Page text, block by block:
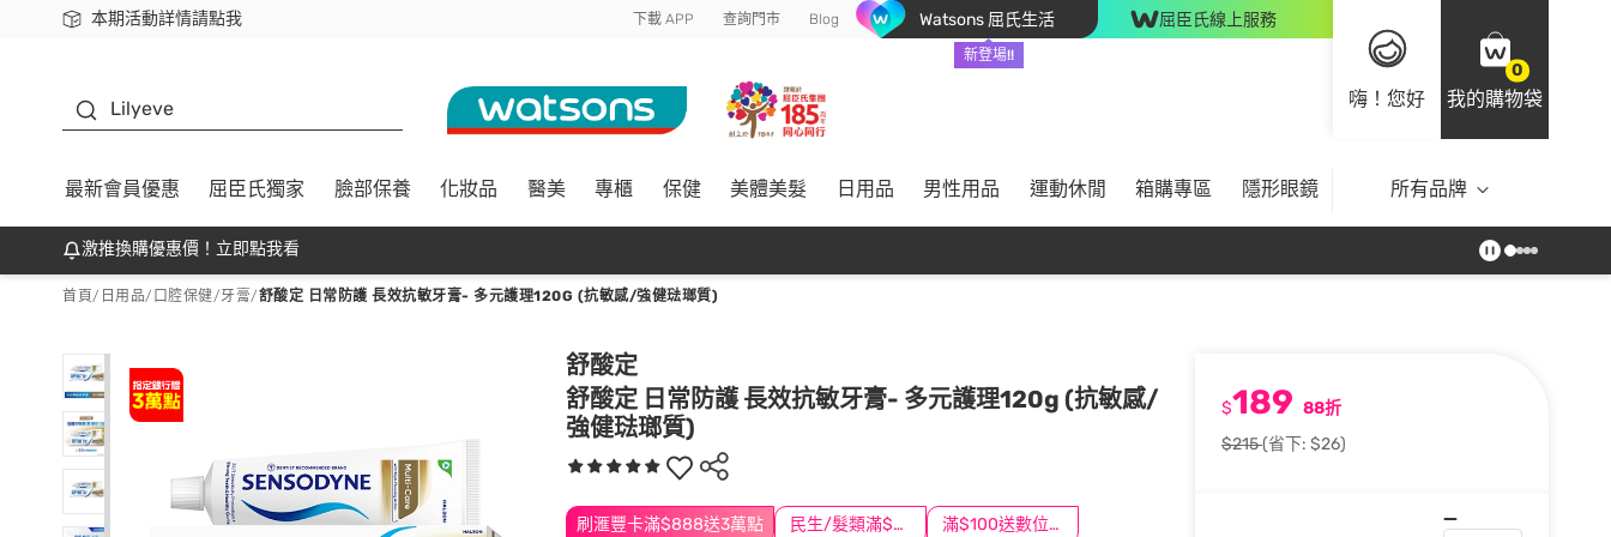
本期活動詳情請點我
下載app最高回饋$350 下載 APP 查詢門市 Blog Watsons 屈氏生活
新登場!!
屈臣氏線上服務
嗨！您好
0
我的購物袋
Lilyeve
最新會員優惠 屈臣氏獨家 臉部保養 化妝品 醫美 專櫃 保健 美體美髮 日用品 男性用品 運動休閒 箱購專區 隱形眼鏡 所有品牌
激推換購優惠價！立即點我看
首頁/ 日用品/ 口腔保健/牙膏/舒酸定 日常防護 長效抗敏牙膏- 多元護理120G (抗敏感/強健琺瑯質)
舒酸定
舒酸定 日常防護 長效抗敏牙膏- 多元護理120g (抗敏感/
強健琺瑯質)
刷滙豐卡滿$888送3萬點 民生/髮類滿$388送舒潔冰巾 滿$100送數位印花
$189 88折
$215(省下: $26)